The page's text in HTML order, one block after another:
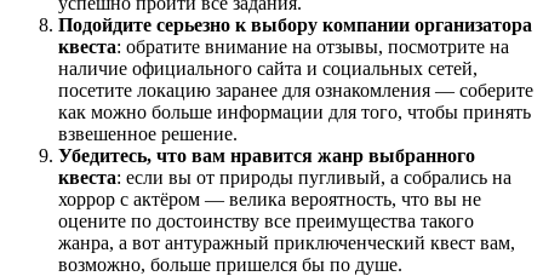
Подойдите серьезно к выбору компании организатора
квеста: обратите внимание на отзывы, посмотрите на
наличие официального сайта и социальных сетей,
посетите локацию заранее для ознакомления — соберите
как можно больше информации для того, чтобы принять
взвешенное решение.
Убедитесь, что вам нравится жанр выбранного
квеста: если вы от природы пугливый, а собрались на
хоррор с актёром — велика вероятность, что вы не
оцените по достоинству все преимущества такого
жанра, а вот антуражный приключенческий квест вам,
возможно, больше пришелся бы по душе.